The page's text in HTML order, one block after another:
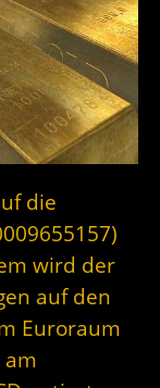
die
wird der
auf den
Euroraum
am